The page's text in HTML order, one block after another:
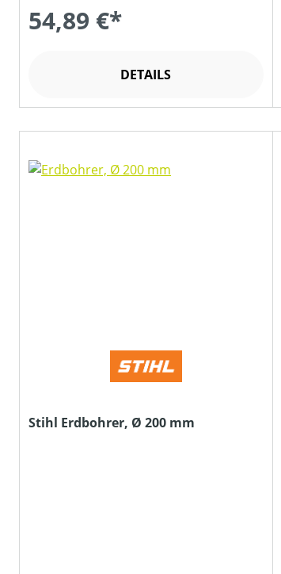
54,89 €*
DETAILS
Stihl Erdbohrer, Ø 200 mm